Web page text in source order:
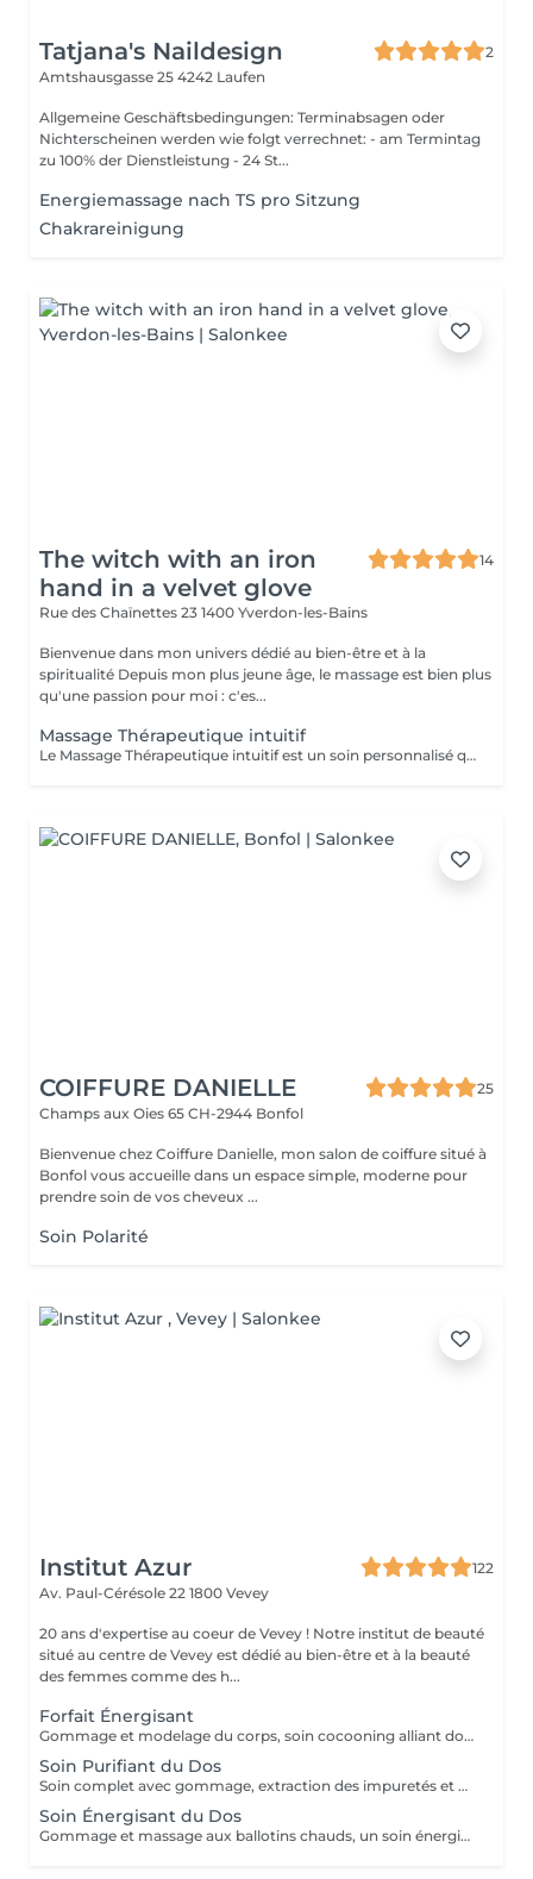
Tatjana's Naildesign
2
Amtshausgasse 25 4242 Laufen
Allgemeine Geschäftsbedingungen: Terminabsagen oder
Nichterscheinen werden wie folgt verrechnet: - am Termintag
zu 100% der Dienstleistung - 24 St...
Energiemassage nach TS pro Sitzung
Chakrareinigung
The witch with an iron
hand in a velvet glove
14
Rue des Chaïnettes 23 1400 Yverdon-les-Bains
Bienvenue dans mon univers dédié au bien-être et à la
spiritualité Depuis mon plus jeune âge, le massage est bien plus
qu'une passion pour moi : c'es...
Massage Thérapeutique intuitif
Le Massage Thérapeutique intuitif est un soin personnalisé qui se compose d'une variété de techniques de massages thérapeutiques, notamment la rebouto-réactivopathie le massage classique, les diapasons, et bien d'autres encore. Mon objectif est de travailler sur votre problématique du moment pour soulager vos tensions musculaires superficielles et profondes, ainsi que vos douleurs.En plus de soulager vos tensions, ce massage thérapeutique peut renforcer votre système immunitaire, améliorer les fonctions digestives, stimuler la vitalité des tissus, favoriser une bonne circulation sanguine et apaiser les tensions nerveuses. En conséquence, vous pourrez diminuer le stress, les angoisses, les difficultés à dormir, et vous procurer un bien-être profond en régulant la musculature du corps.
COIFFURE DANIELLE
25
Champs aux Oies 65 CH-2944 Bonfol
Bienvenue chez Coiffure Danielle, mon salon de coiffure situé à
Bonfol vous accueille dans un espace simple, moderne pour
prendre soin de vos cheveux ...
Soin Polarité
Institut Azur
122
Av. Paul-Cérésole 22 1800 Vevey
20 ans d'expertise au coeur de Vevey ! Notre institut de beauté
situé au centre de Vevey est dédié au bien-être et à la beauté
des femmes comme des h...
Forfait Énergisant
Gommage et modelage du corps, soin cocooning alliant douceur et bien-être.
Soin Purifiant du Dos
Soin complet avec gommage, extraction des impuretés et masque une une peau nette et douce.
Soin Énergisant du Dos
Gommage et massage aux ballotins chauds, un soin énergisant qui diminue les tensions.